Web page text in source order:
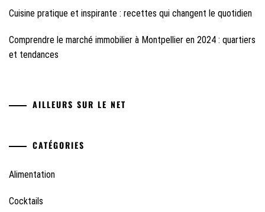
Cuisine pratique et inspirante : recettes qui changent le quotidien
Comprendre le marché immobilier à Montpellier en 2024 : quartiers
et tendances
AILLEURS SUR LE NET
CATÉGORIES
Alimentation
Cocktails